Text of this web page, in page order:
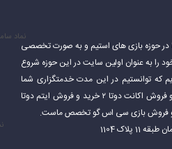
سایت استیم فروشی در شهریور ۱۳۹۴ در حوزه بازی های استیم و به صورت تخصصی
دوتا ۲ فعالیت خود را به عنوان اولین سایت در این حوزه شروع
که توانستیم در این مدت خدمتگزاری شما
گیمر های عزیز را انجام بدهیم.خرید و فروش اکانت دوتا ۲ خرید و فروش ایتم دوتا
پلاک 1104
نماد